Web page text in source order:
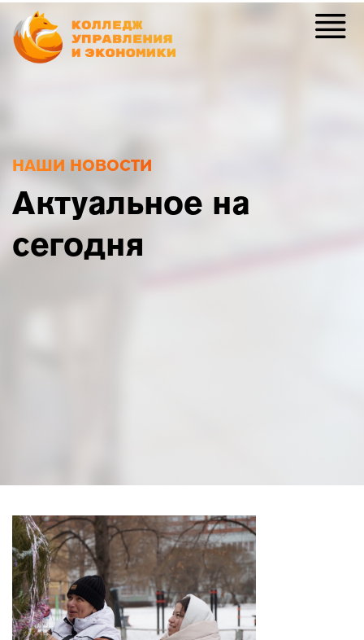
НАШИ НОВОСТИ
Актуальное на
сегодня